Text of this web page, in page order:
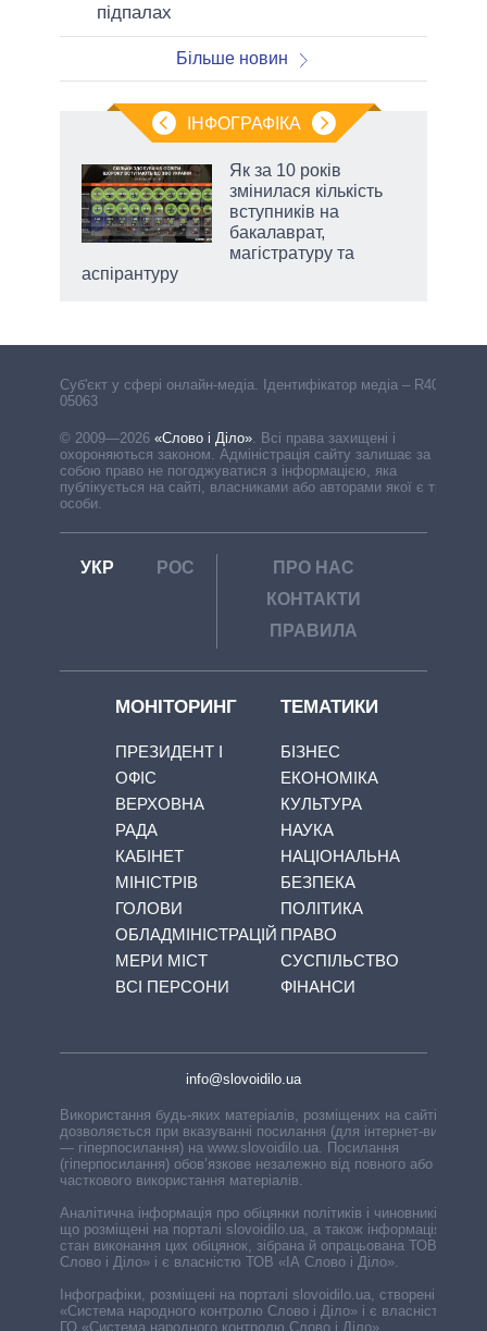
підпалах
Більше новин
ІНФОГРАФІКА
Як за 10 років
змінилася кількість
вступників на
бакалаврат,
магістратуру та
аспірантуру
Cуб'єкт у сфері онлайн-медіа. Ідентифікатор медіа – R40-
05063
© 2009—2026 «Слово і Діло». Всі права захищені і
охороняються законом. Адміністрація сайту залишає за
собою право не погоджуватися з інформацією, яка
публікується на сайті, власниками або авторами якої є треті
особи.
УКР РОС
ПРО НАС
КОНТАКТИ
ПРАВИЛА
МОНІТОРИНГ
ПРЕЗИДЕНТ І
ОФІС
ВЕРХОВНА
РАДА
КАБІНЕТ
МІНІСТРІВ
ГОЛОВИ
ОБЛАДМІНІСТРАЦІЙ
МЕРИ МІСТ
ВСІ ПЕРСОНИ
ТЕМАТИКИ
БІЗНЕС
ЕКОНОМІКА
КУЛЬТУРА
НАУКА
НАЦІОНАЛЬНА
БЕЗПЕКА
ПОЛІТИКА
ПРАВО
СУСПІЛЬСТВО
ФІНАНСИ
info@slovoidilo.ua
Використання будь-яких матеріалів, розміщених на сайті,
дозволяється при вказуванні посилання (для інтернет-видань
— гіперпосилання) на www.slovoidilo.ua. Посилання
(гіперпосилання) обов’язкове незалежно від повного або
часткового використання матеріалів.
Аналітична інформація про обіцянки політиків і чиновників,
що розміщені на порталі slovoidilo.ua, а також інформація про
стан виконання цих обіцянок, зібрана й опрацьована ТОВ «ІА
Слово і Діло» і є власністю ТОВ «ІА Слово і Діло».
Інфографіки, розміщені на порталі slovoidilo.ua, створені ГО
«Система народного контролю Слово і Діло» і є власністю
ГО «Система народного контролю Слово і Діло».